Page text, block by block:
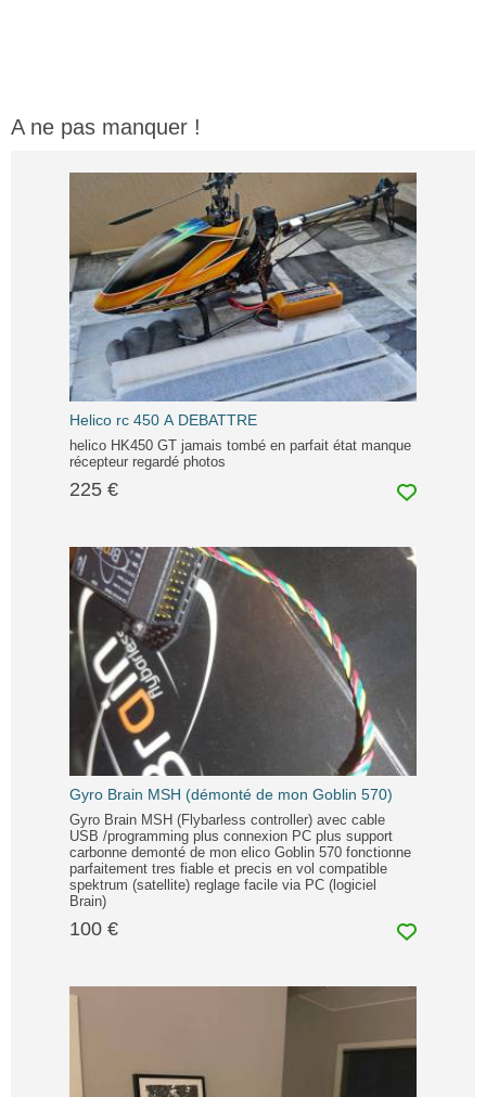
A ne pas manquer !
Helico rc 450 A DEBATTRE
helico HK450 GT jamais tombé en parfait état manque
récepteur regardé photos
225 €
Gyro Brain MSH (démonté de mon Goblin 570)
Gyro Brain MSH (Flybarless controller) avec cable
USB /programming plus connexion PC plus support
carbonne demonté de mon elico Goblin 570 fonctionne
parfaitement tres fiable et precis en vol compatible
spektrum (satellite) reglage facile via PC (logiciel
Brain)
100 €